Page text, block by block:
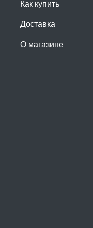
Как купить
Доставка
О магазине